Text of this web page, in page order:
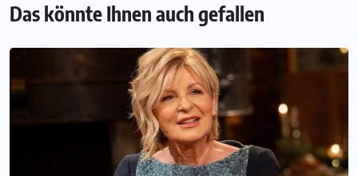
Das könnte Ihnen auch gefallen